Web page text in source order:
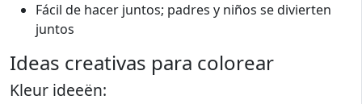
Fácil de hacer juntos; padres y niños se divierten
juntos
Ideas creativas para colorear
Kleur ideeën: